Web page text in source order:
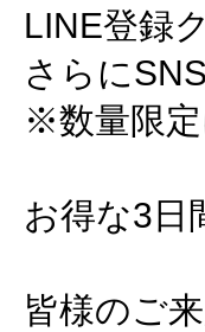
LINE登録
さらに
※数量限
お得な3日
皆様のご